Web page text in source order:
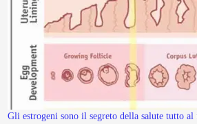
Gli estrogeni sono il segreto della salute tutto